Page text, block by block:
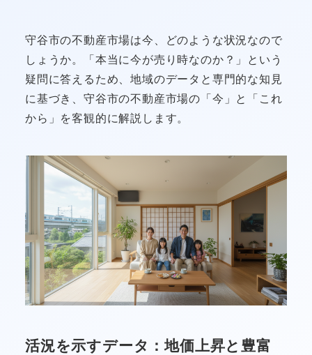
守谷市の不動産市場は今、どのような状況なので
しょうか。「本当に今が売り時なのか？」という
疑問に答えるため、地域のデータと専門的な知見
に基づき、守谷市の不動産市場の「今」と「これ
から」を客観的に解説します。
活況を示すデータ：地価上昇と豊富